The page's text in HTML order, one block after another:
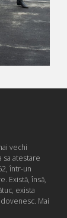
vechi
sa atestare
într-un
Există, însă,
exista
Mai